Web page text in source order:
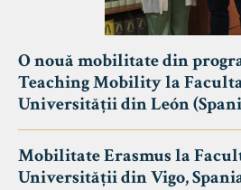
O nouă mobilitate din
Teaching Mobility la
Universității din León
Mobilitate Erasmus la
Universității din Vigo,